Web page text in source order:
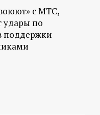
с МТС,
удары по
поддержки